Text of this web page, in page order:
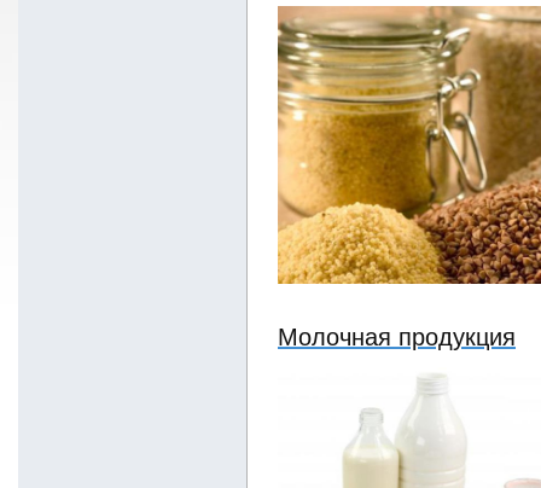
Молочная продукция